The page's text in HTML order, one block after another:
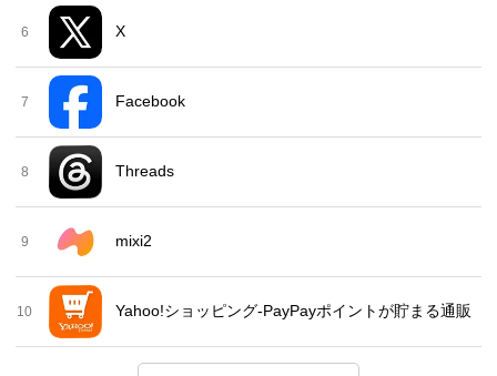
6 X
7 Facebook
8 Threads
9 mixi2
10 Yahoo!ショッピング-PayPayポイントが貯まる通販